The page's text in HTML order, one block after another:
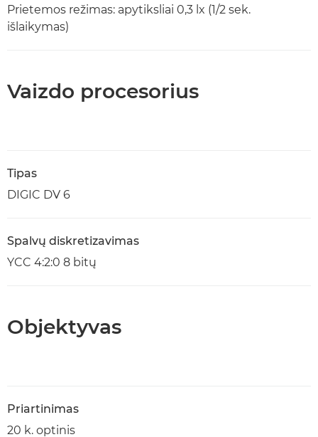
Prietemos režimas: apytiksliai 0,3 lx (1/2 sek.
išlaikymas)
Vaizdo procesorius
Tipas
DIGIC DV 6
Spalvų diskretizavimas
YCC 4:2:0 8 bitų
Objektyvas
Priartinimas
20 k. optinis